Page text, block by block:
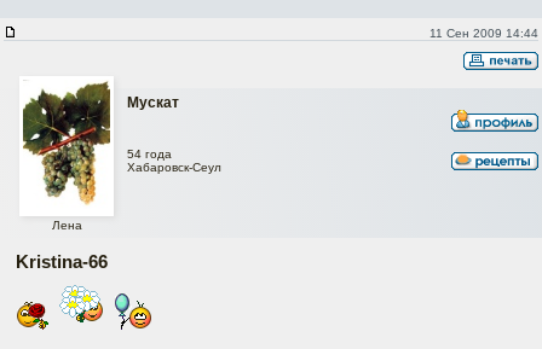
11 Сен 2009 14:44
Мускат
Лена
54 года
Хабаровск-Сеул
Kristina-66